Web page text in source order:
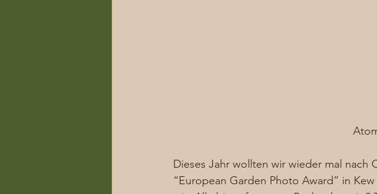
Dieses Jahr wollten wir wieder mal nach
“European Garden Photo Award” in